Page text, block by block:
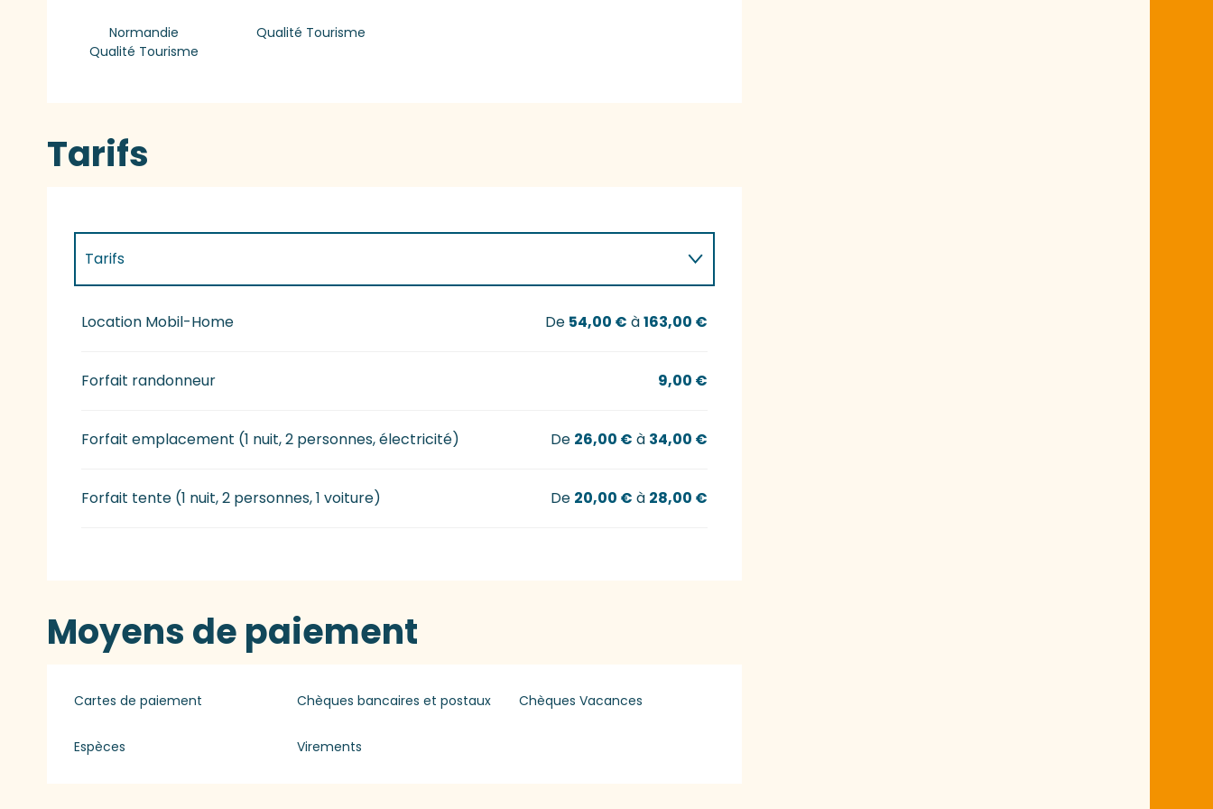
Normandie
Qualité Tourisme
Qualité Tourisme
Tarifs
Tarifs
Tarifs 2027
Location Mobil-Home De 54,00 € à163,00 €
Forfait randonneur 9,00 €
Forfait emplacement (1 nuit, 2 personnes, électricité) De 26,00 € à 34,00 €
Forfait tente (1 nuit, 2 personnes, 1 voiture) De 20,00 € à 28,00 €
Moyens de paiement
Cartes de paiement Chèques bancaires et postaux Chèques Vacances
Espèces Virements